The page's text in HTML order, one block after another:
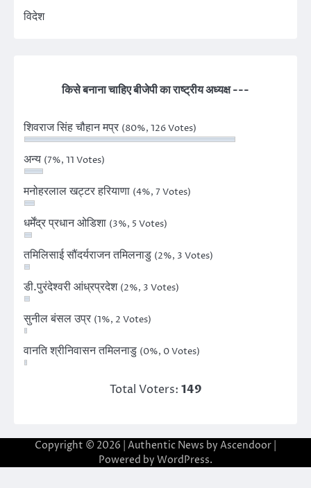
विदेश
किसे बनाना चाहिए बीजेपी का राष्ट्रीय अध्यक्ष ---
शिवराज सिंह चौहान मप्र (80%, 126 Votes)
अन्य (7%, 11 Votes)
मनोहरलाल खट्टर हरियाणा (4%, 7 Votes)
धर्मेंद्र प्रधान ओडिशा (3%, 5 Votes)
तमिलिसाई सौंदर्यराजन तमिलनाडु (2%, 3 Votes)
डी.पुरंदेश्वरी आंध्रप्रदेश (2%, 3 Votes)
सुनील बंसल उप्र (1%, 2 Votes)
वानति श्रीनिवासन तमिलनाडु (0%, 0 Votes)
Total Voters: 149
Copyright © 2026 | Authentic News by Ascendoor
Powered by WordPress.